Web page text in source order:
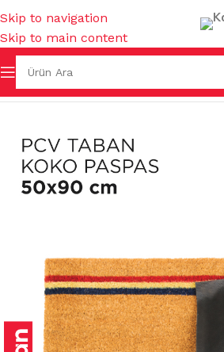
Skip to navigation
Skip to main content
Ana Sayfa